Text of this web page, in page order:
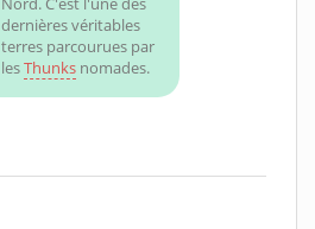
dernières véritables
terres parcourues par
lesThunks nomades.